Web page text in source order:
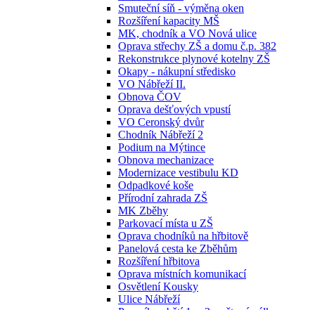
Smuteční síň - výměna oken
Rozšíření kapacity MŠ
MK, chodník a VO Nová ulice
Oprava střechy ZŠ a domu č.p. 382
Rekonstrukce plynové kotelny ZŠ
Okapy - nákupní středisko
VO Nábřeží II.
Obnova ČOV
Oprava dešťových vpustí
VO Ceronský dvůr
Chodník Nábřeží 2
Podium na Mýtince
Obnova mechanizace
Modernizace vestibulu KD
Odpadkové koše
Přírodní zahrada ZŠ
MK Zběhy
Parkovací místa u ZŠ
Oprava chodníků na hřbitově
Panelová cesta ke Zběhům
Rozšíření hřbitova
Oprava místních komunikací
Osvětlení Kousky
Ulice Nábřeží